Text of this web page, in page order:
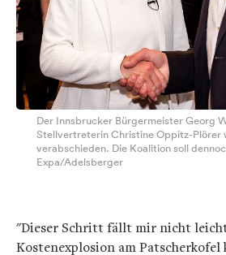
Der Innsbrucker Bürgermeister Georg
Stellvertreterin Christine Oppitz-Plörer
verabschieden. Die Koalition soll
Expa/Adelsberger
"Dieser Schritt fällt mir nicht
Kostenexplosion am